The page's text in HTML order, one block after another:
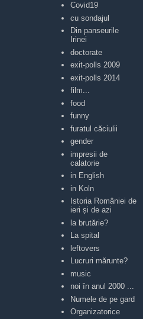
Covid19
cu sondajul
Din panseurile
Irinei
doctorate
exit-polls 2009
exit-polls 2014
film...
food
funny
furatul căciulii
gender
impresii de
calatorie
in English
in Koln
Istoria României de
ieri și de azi
la brutărie?
La spital
leftovers
Lucruri mărunte?
music
noi în anul 2000 ...
Numele de pe gard
Organizatorice